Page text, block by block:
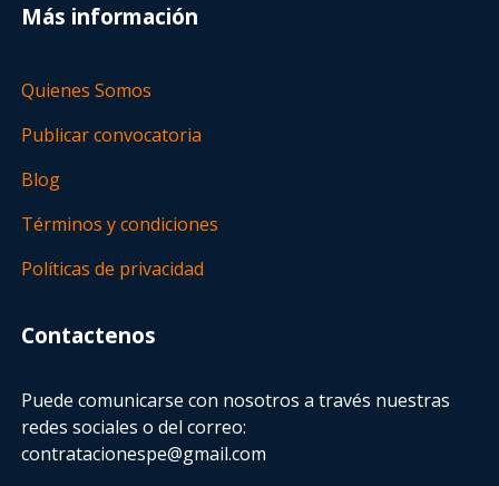
Más información
Quienes Somos
Publicar convocatoria
Blog
Términos y condiciones
Políticas de privacidad
Contactenos
Puede comunicarse con nosotros a través nuestras
redes sociales o del correo:
contratacionespe@gmail.com